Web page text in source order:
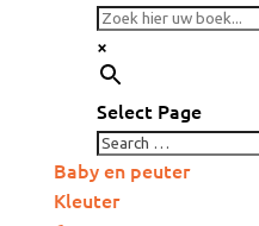
×
Select Page
Baby en peuter
Kleuter